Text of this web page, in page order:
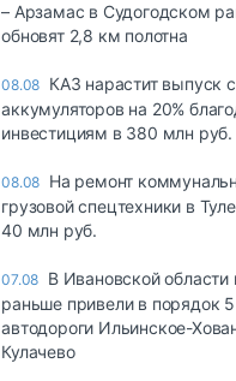
– Арзамас в Судогодском
обновят 2,8 км полотна
08.08 КАЗ нарастит выпуск
аккумуляторов на 20%
инвестициям в 380 млн руб.
08.08 На ремонт
грузовой спецтехники в
40 млн руб.
07.08 В Ивановской области
раньше привели в порядок
автодороги Ильинское-
Кулачево